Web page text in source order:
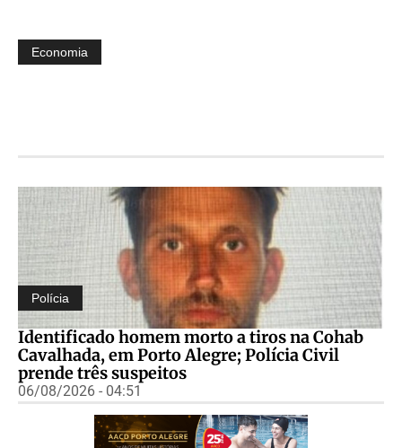
Economia
Polícia
Identificado homem morto a tiros na Cohab
Cavalhada, em Porto Alegre; Polícia Civil
prende três suspeitos
06/08/2026 - 04:51